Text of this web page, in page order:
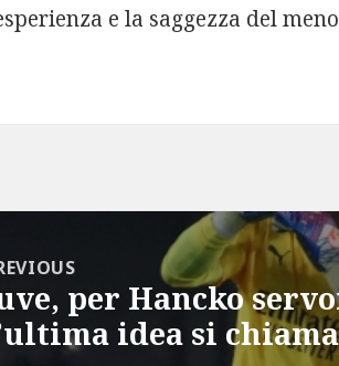
e la saggezza del
per Hancko
idea si